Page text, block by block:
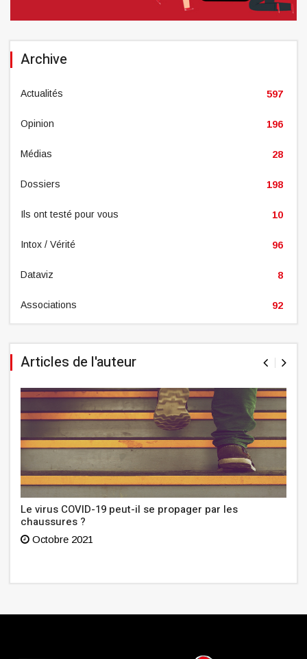
Archive
Actualités 597
Opinion 196
Médias 28
Dossiers 198
Ils ont testé pour vous 10
Intox / Vérité 96
Dataviz 8
Associations 92
Articles de l'auteur
Le virus COVID-19 peut-il se propager par les
chaussures ?
Octobre 2021